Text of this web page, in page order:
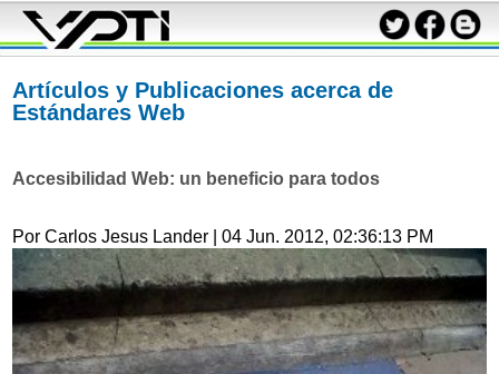
Artículos y Publicaciones acerca de
Estándares Web
Accesibilidad Web: un beneficio para todos
Por Carlos Jesus Lander | 04 Jun. 2012, 02:36:13 PM